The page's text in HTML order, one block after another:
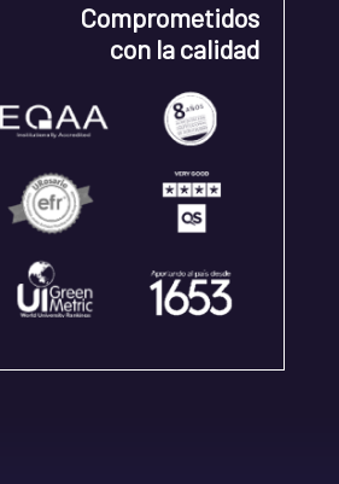
Comprometidos
con la calidad